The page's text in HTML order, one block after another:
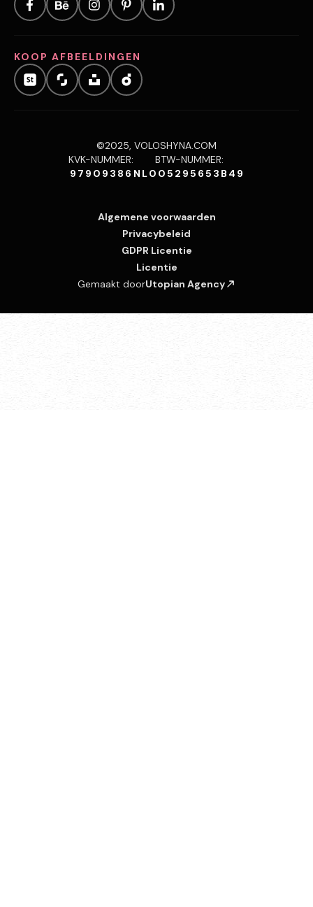
KOOP AFBEELDINGEN
©2025, VOLOSHYNA.COM
KVK-NUMMER:
97909386
BTW-NUMMER:
NL005295653B49
Algemene voorwaarden
Privacybeleid
GDPR Licentie
Licentie
Gemaakt doorUtopian Agency